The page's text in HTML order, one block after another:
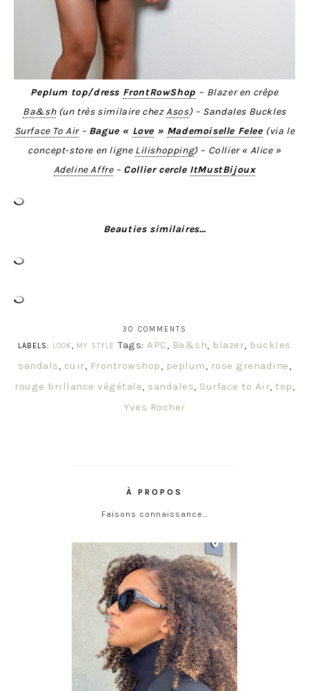
Peplum top/dress FrontRowShop – Blazer en crêpe
Ba&sh(un très similaire chezAsos) – Sandales Buckles
Surface To Air– Bague « Love » Mademoiselle Felee (via le
concept-store en ligne Lilishopping) – Collier « Alice »
Adeline Affre– Collier cercle ItMustBijoux
Beauties similaires…
30 COMMENTS
LABELS: LOOK, MY STYLE Tags:APC, Ba&sh, blazer, buckles
sandals, cuir, Frontrowshop, peplum, rose grenadine,
rouge brillance végétale, sandales, Surface to Air, top,
Yves Rocher
À PROPOS
Faisons connaissance…